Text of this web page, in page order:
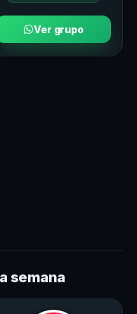
Ver grupo
semana